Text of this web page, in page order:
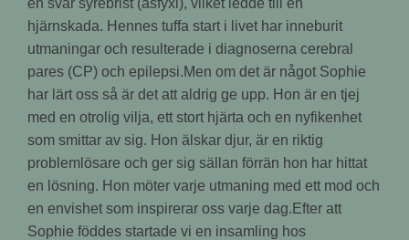
en svår syrebrist (asfyxi), vilket ledde till en
hjärnskada. Hennes tuffa start i livet har inneburit
utmaningar och resulterade i diagnoserna cerebral
pares (CP) och epilepsi.Men om det är något Sophie
har lärt oss så är det att aldrig ge upp. Hon är en tjej
med en otrolig vilja, ett stort hjärta och en nyfikenhet
som smittar av sig. Hon älskar djur, är en riktig
problemlösare och ger sig sällan förrän hon har hittat
en lösning. Hon möter varje utmaning med ett mod och
en envishet som inspirerar oss varje dag.Efter att
Sophie föddes startade vi en insamling hos